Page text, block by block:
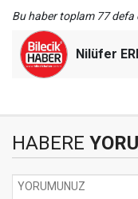
Bu haber toplam 77
Nilüfer
HABERE